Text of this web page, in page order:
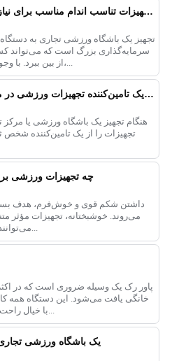
انتخاب تامین‌کننده‌ی عمده‌فروشی تجهیزات تناسب اندام مناسب برای نیازهای باشگاه‌های ورزشی تجاری
تجهیز یک باشگاه ورزشی تجاری به
سرمایه‌گذاری بزرگ است که می‌تواند
از بین ببرد. با وجود این همه تجهیزات عمده فروشی،...
بررسی مزایا و معایب خرید از یک تامین‌کننده تجهیزات ورزشی در مقابل کارخانه تجهیزات ورزشی
هنگام تجهیز یک باشگاه ورزشی یا مرکز
تجهیزات را از یک تامین‌کننده شخص
چه تجهیزات ورزشی
داشتن شکم قوی و خوش‌فرم، هدف
می‌روند. خوشبختانه، تجهیزات مؤثر
پاور رک یک وسیله ضروری است که در
خانگی یافت می‌شود. این دستگاه همه
یک باشگاه ورزشی تجاری